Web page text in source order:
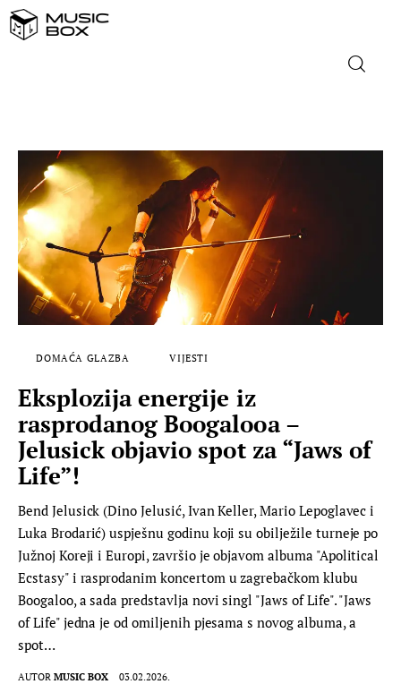
DOMAĆA GLAZBA
STRANA GLAZBA
FILM
MUSIC BOX
DOMAĆA GLAZBA VIJESTI
Eksplozija energije iz
rasprodanog Boogalooa –
Jelusick objavio spot za “Jaws of
Life”!
Bend Jelusick (Dino Jelusić, Ivan Keller, Mario Lepoglavec i
Luka Brodarić) uspješnu godinu koji su obilježile turneje po
Južnoj Koreji i Europi, završio je objavom albuma "Apolitical
Ecstasy" i rasprodanim koncertom u zagrebačkom klubu
Boogaloo, a sada predstavlja novi singl "Jaws of Life". "Jaws
of Life" jedna je od omiljenih pjesama s novog albuma, a
spot…
AUTOR MUSIC BOX 03.02.2026.